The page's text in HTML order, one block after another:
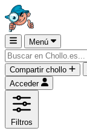
Menú
Compartir chollo
Acceder
Filtros